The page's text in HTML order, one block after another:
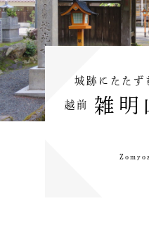
城跡にたたず
越前 雑明